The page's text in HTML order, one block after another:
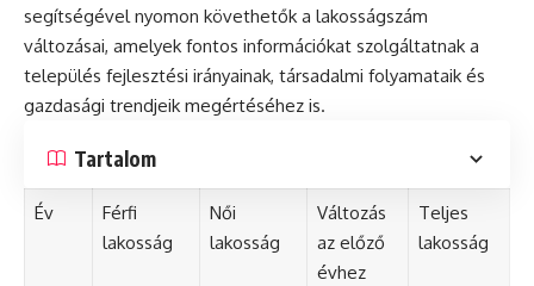
segítségével nyomon követhetők a lakosságszám
változásai, amelyek fontos információkat szolgáltatnak a
település fejlesztési irányainak, társadalmi folyamataik és
gazdasági trendjeik megértéséhez is.
Tartalom
Év
Férfi
lakosság
Női
lakosság
Változás
az előző
évhez
Teljes
lakosság